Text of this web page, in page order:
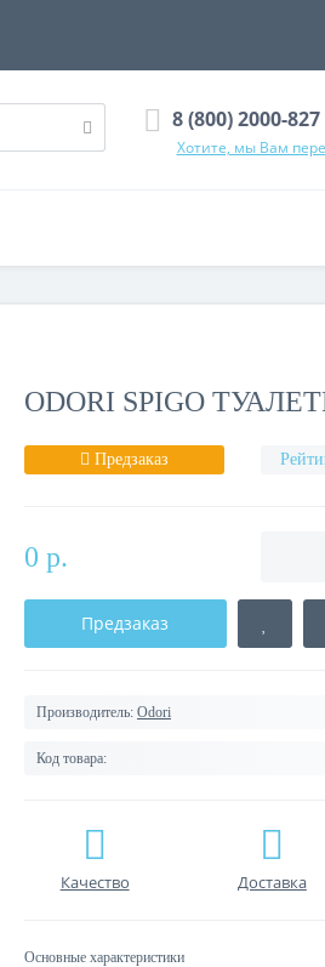
8 (800) 2000-827
Хотите, мы Вам
ODORI SPIGO
Предзаказ
0 р.
Предзаказ
Производитель: Odori
Код товара:
Качество Доставка
Основные характеристики